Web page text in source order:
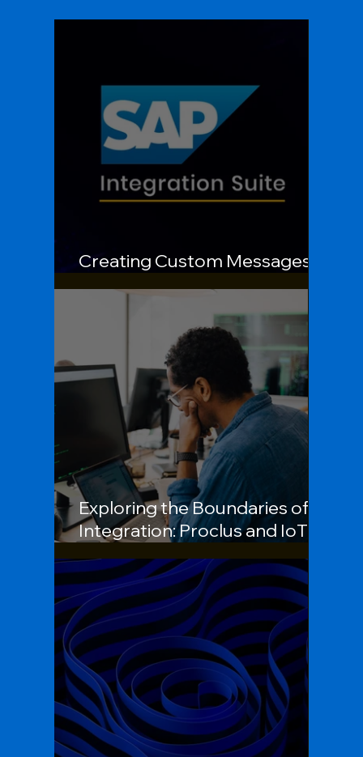
Creating Custom Messages in
SAP Integration Suite
Exploring the Boundaries of
Integration: Proclus and IoT
Innovation